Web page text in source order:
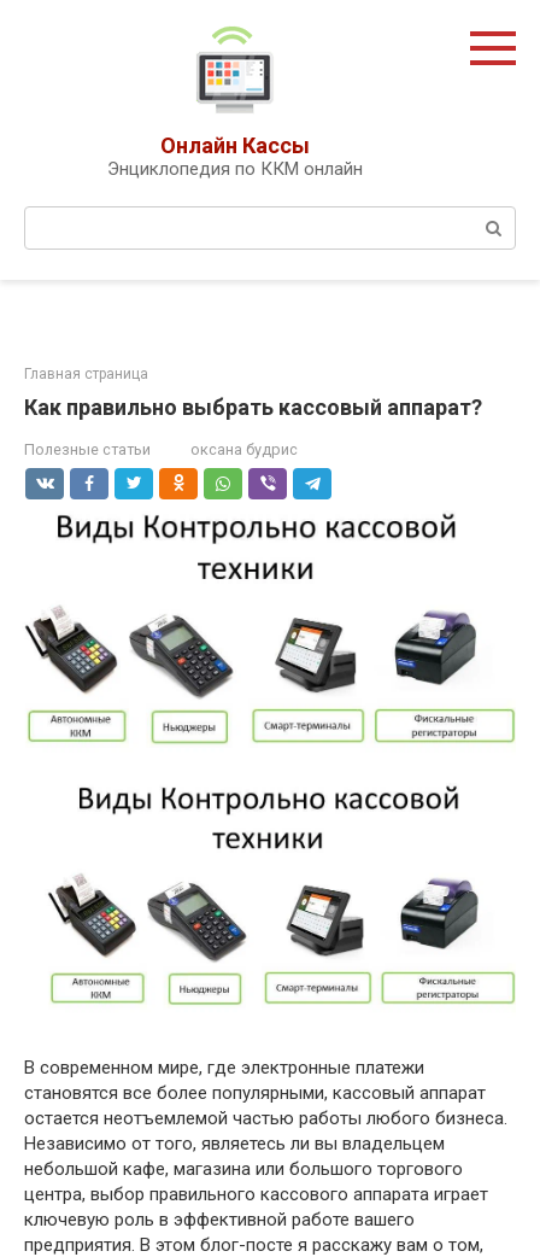
Онлайн Кассы
Энциклопедия по ККМ онлайн
Поиск:
Главная страница
Как правильно выбрать кассовый аппарат?
Полезные статьи оксана будрис
В современном мире, где электронные платежи
становятся все более популярными, кассовый аппарат
остается неотъемлемой частью работы любого бизнеса.
Независимо от того, являетесь ли вы владельцем
небольшой кафе, магазина или большого торгового
центра, выбор правильного кассового аппарата играет
ключевую роль в эффективной работе вашего
предприятия. В этом блог-посте я расскажу вам о том,